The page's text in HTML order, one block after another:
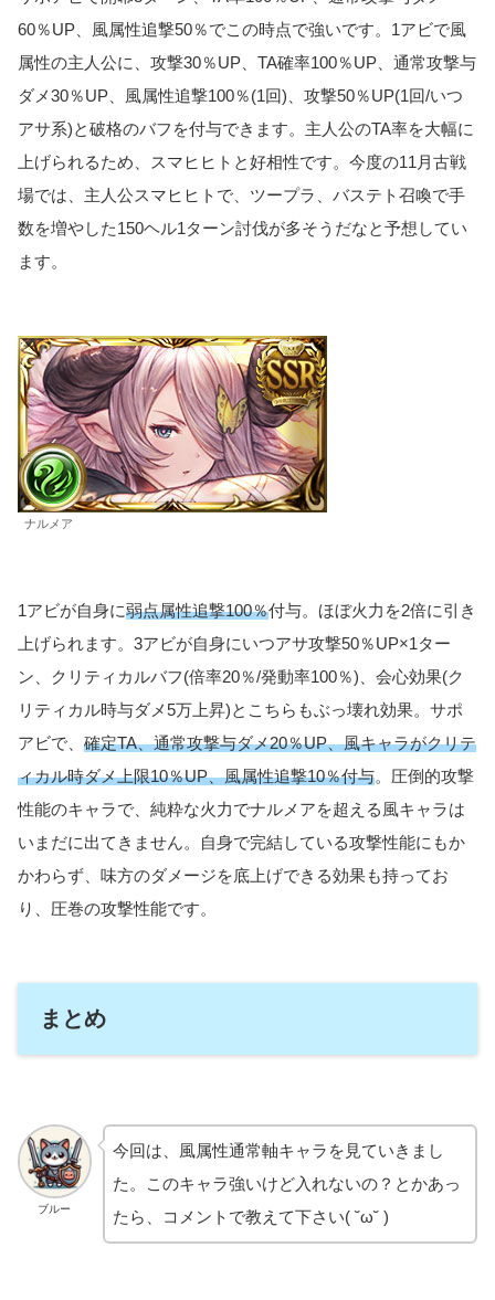
60％UP、風属性追撃50％でこの時点で強いです。1アビで風
属性の主人公に、攻撃30％UP、TA確率100％UP、通常攻撃与
ダメ30％UP、風属性追撃100％(1回)、攻撃50％UP(1回/いつ
アサ系)と破格のバフを付与できます。主人公のTA率を大幅に
上げられるため、スマヒヒトと好相性です。今度の11月古戦
場では、主人公スマヒヒトで、ツープラ、バステト召喚で手
数を増やした150ヘル1ターン討伐が多そうだなと予想してい
ます。
ナルメア
1アビが自身に弱点属性追撃100％付与。ほぼ火力を2倍に引き
上げられます。3アビが自身にいつアサ攻撃50％UP×1ター
ン、クリティカルバフ(倍率20％/発動率100％)、会心効果(ク
リティカル時与ダメ5万上昇)とこちらもぶっ壊れ効果。サポ
アビで、 確定TA、通常攻撃与ダメ20％UP、風キャラがクリテ
ィカル時ダメ上限10％UP、風属性追撃10％付与。圧倒的攻撃
性能のキャラで、純粋な火力でナルメアを超える風キャラは
いまだに出てきません。自身で完結している攻撃性能にもか
かわらず、味方のダメージを底上げできる効果も持ってお
り、圧巻の攻撃性能です。
まとめ
ブルー
今回は、風属性通常軸キャラを見ていきまし
た。このキャラ強いけど入れないの？とかあっ
たら、コメントで教えて下さい( ˘ω˘ )